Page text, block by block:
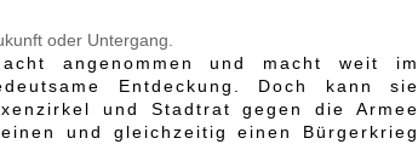
oder Untergang.
angenommen und macht weit im
Entdeckung. Doch kann sie
und Stadtrat gegen die Armee
und gleichzeitig einen Bürgerkrieg